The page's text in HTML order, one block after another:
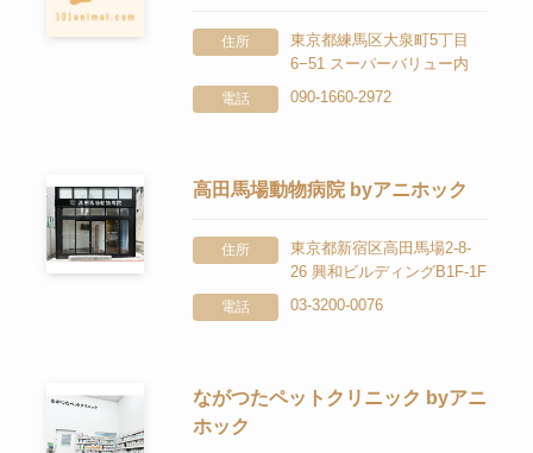
住所
東京都練馬区大泉町5丁目
6−51 スーパーバリュー内
電話 090-1660-2972
高田馬場動物病院 byアニホック
住所
東京都新宿区高田馬場2-8-
26 興和ビルディングB1F-1F
電話 03-3200-0076
ながつたペットクリニック byアニ
ホック